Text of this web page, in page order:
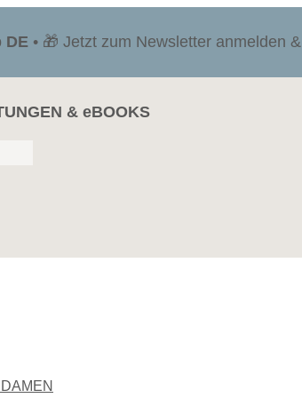
DE • 🎁 Jetzt zum Newsletter anmelden &
& eBOOKS